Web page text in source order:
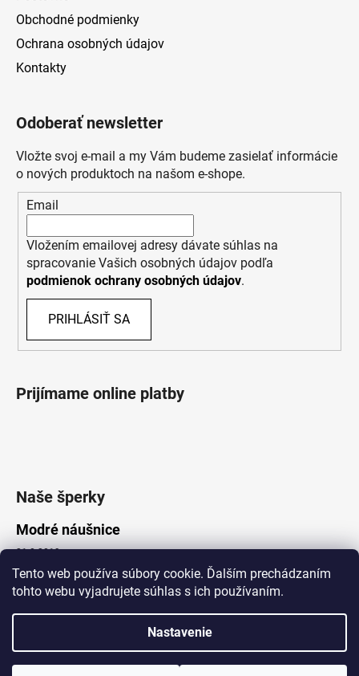
Tento web používa súbory cookie. Ďalším prechádzaním
tohto webu vyjadrujete súhlas s ich používaním.
Nastavenie
www.Lotka.sk - najkrajšie šperky za dobré ceny. Pri nákupe nad 50€
Obchodné podmienky
Ochrana osobných údajov
Kontakty
Odoberať newsletter
Vložte svoj e-mail a my Vám budeme zasielať informácie
o nových produktoch na našom e-shope.
Email
Vložením emailovej adresy dávate súhlas na
spracovanie Vašich osobných údajov podľa
podmienok ochrany osobných údajov.
PRIHLÁSIŤ SA
Prijímame online platby
Naše šperky
Modré náušnice
21.8.2019
Vytvoril Shoptet
Lotka.sk. Všetky práva vyhradené.
Upraviť nastavenie cookies